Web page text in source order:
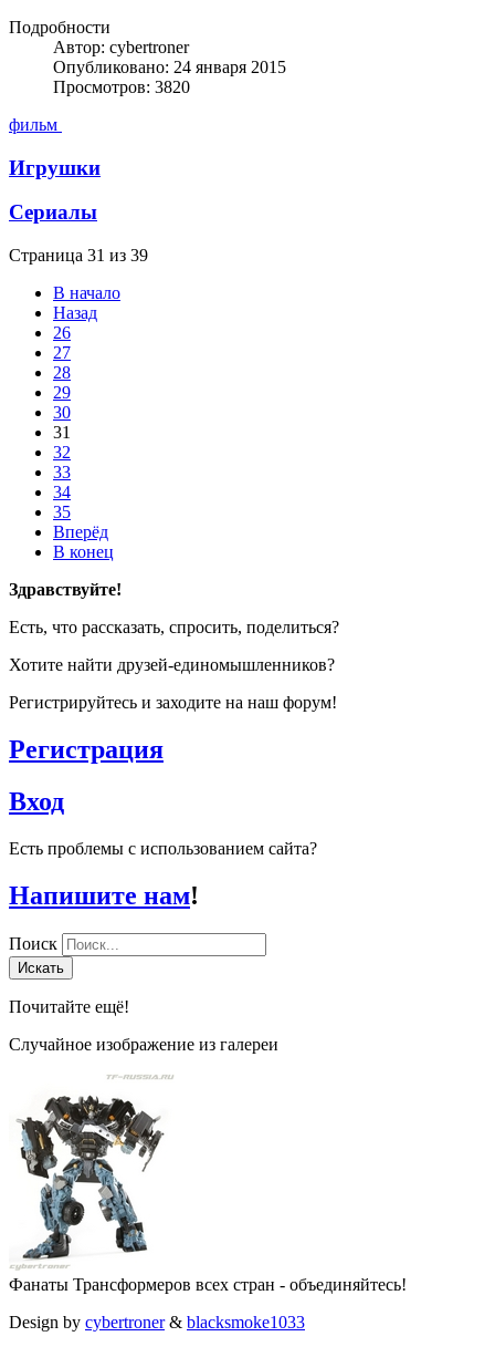
Подробности
Автор: cybertroner
Опубликовано: 24 января 2015
Просмотров: 3820
фильм
Игрушки
Сериалы
Страница 31 из 39
В начало
Назад
26
27
28
29
30
31
32
33
34
35
Вперёд
В конец
Здравствуйте!
Есть, что рассказать, спросить, поделиться?
Хотите найти друзей-единомышленников?
Регистрируйтесь и заходите на наш форум!
Регистрация
Вход
Есть проблемы с использованием сайта?
Напишите нам!
Поиск
Искать
Почитайте ещё!
Случайное изображение из галереи
Фанаты Трансформеров всех стран - объединяйтесь!
Design by cybertroner& blacksmoke1033